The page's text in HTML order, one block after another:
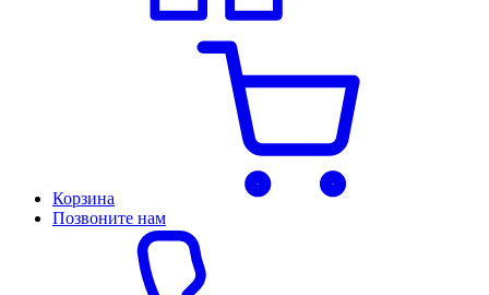
Корзина
Позвоните нам